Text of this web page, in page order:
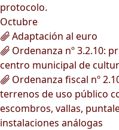
protocolo.
Octubre
Adaptación al euro
Ordenanza nº 3.2.10:
centro municipal de
Ordenanza fiscal nº
terrenos de uso público
escombros, vallas,
instalaciones análogas